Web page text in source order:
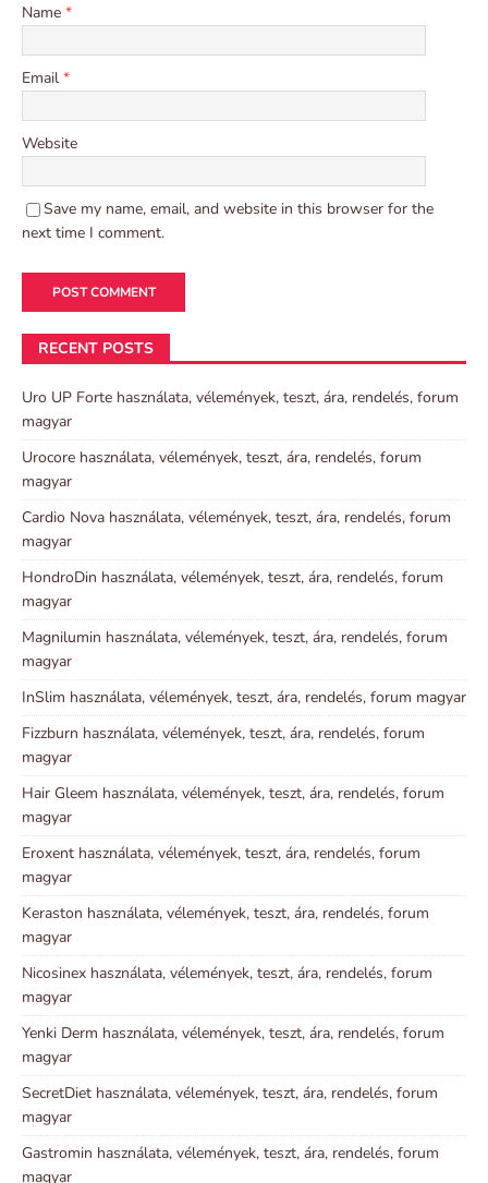
Name *
Email *
Website
Save my name, email, and website in this browser for the
next time I comment.
RECENT POSTS
Uro UP Forte használata, vélemények, teszt, ára, rendelés, forum
magyar
Urocore használata, vélemények, teszt, ára, rendelés, forum
magyar
Cardio Nova használata, vélemények, teszt, ára, rendelés, forum
magyar
HondroDin használata, vélemények, teszt, ára, rendelés, forum
magyar
Magnilumin használata, vélemények, teszt, ára, rendelés, forum
magyar
InSlim használata, vélemények, teszt, ára, rendelés, forum magyar
Fizzburn használata, vélemények, teszt, ára, rendelés, forum
magyar
Hair Gleem használata, vélemények, teszt, ára, rendelés, forum
magyar
Eroxent használata, vélemények, teszt, ára, rendelés, forum
magyar
Keraston használata, vélemények, teszt, ára, rendelés, forum
magyar
Nicosinex használata, vélemények, teszt, ára, rendelés, forum
magyar
Yenki Derm használata, vélemények, teszt, ára, rendelés, forum
magyar
SecretDiet használata, vélemények, teszt, ára, rendelés, forum
magyar
Gastromin használata, vélemények, teszt, ára, rendelés, forum
magyar